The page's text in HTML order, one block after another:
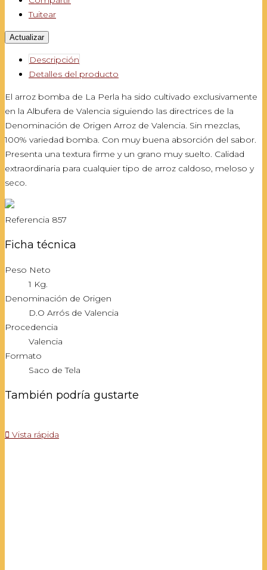
Tuitear
Descripción
Detalles del producto
El arroz bomba de La Perla ha sido cultivado exclusivamente
en la Albufera de Valencia siguiendo las directrices de la
Denominación de Origen Arroz de Valencia. Sin mezclas,
100% variedad bomba. Con muy buena absorción del sabor.
Presenta una textura firme y un grano muy suelto. Calidad
extraordinaria para cualquier tipo de arroz caldoso, meloso y
seco.
Referencia 857
Ficha técnica
Peso Neto
1 Kg.
Denominación de Origen
D.O Arrós de Valencia
Procedencia
Valencia
Formato
Saco de Tela
También podría gustarte
 Vista rápida